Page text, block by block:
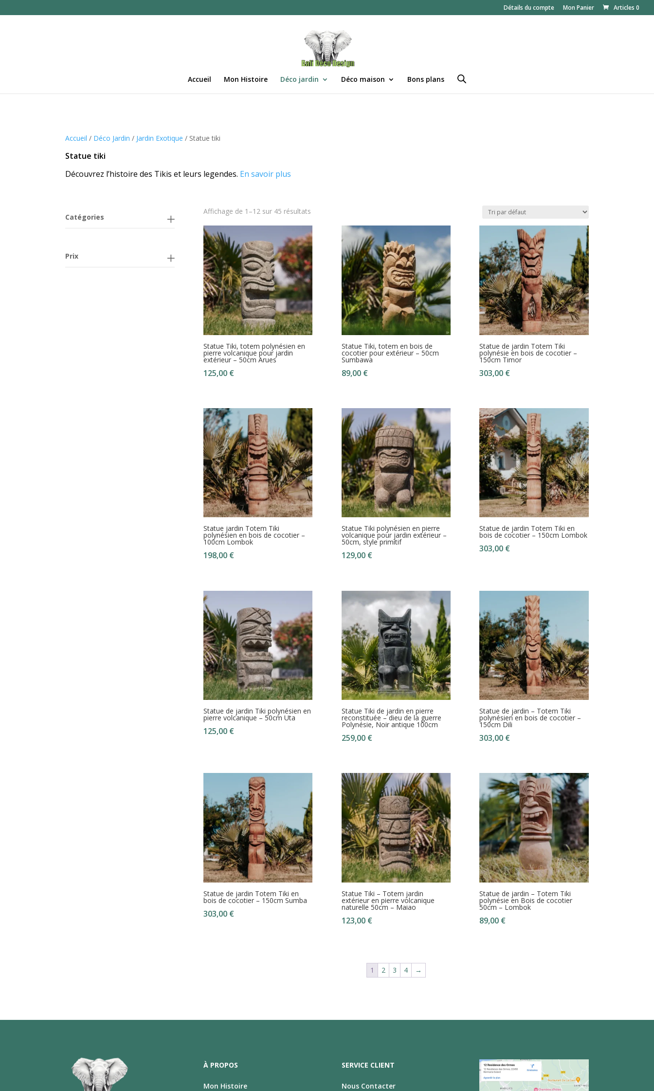
Détails du compte Mon Panier Articles 0
Accueil Mon Histoire Déco jardin Déco maison Bons plans
Accueil / Déco Jardin / Jardin Exotique / Statue tiki
Statue tiki
Découvrez l’histoire des Tikis et leurs legendes. En savoir plus
Catégories
Prix
Affichage de 1–12 sur 45 résultats
Statue Tiki, totem polynésien en
pierre volcanique pour jardin
extérieur – 50cm Arues
125,00 €
Statue Tiki, totem en bois de
cocotier pour extérieur – 50cm
Sumbawa
89,00 €
Statue de jardin Totem Tiki
polynésie en bois de cocotier –
150cm Timor
303,00 €
Statue jardin Totem Tiki
polynésien en bois de cocotier –
100cm Lombok
198,00 €
Statue Tiki polynésien en pierre
volcanique pour jardin extérieur –
50cm, style primitif
129,00 €
Statue de jardin Totem Tiki en
bois de cocotier – 150cm Lombok
303,00 €
Statue de jardin Tiki polynésien en
pierre volcanique – 50cm Uta
125,00 €
Statue Tiki de jardin en pierre
reconstituée – dieu de la guerre
Polynésie, Noir antique 100cm
259,00 €
Statue de jardin – Totem Tiki
polynésien en bois de cocotier –
150cm Dili
303,00 €
Statue de jardin Totem Tiki en
bois de cocotier – 150cm Sumba
303,00 €
Statue Tiki – Totem jardin
extérieur en pierre volcanique
naturelle 50cm – Maiao
123,00 €
Statue de jardin – Totem Tiki
polynésie en Bois de cocotier
50cm – Lombok
89,00 €
1 2 3 4 →
À PROPOS
Mon Histoire
SERVICE CLIENT
Nous Contacter